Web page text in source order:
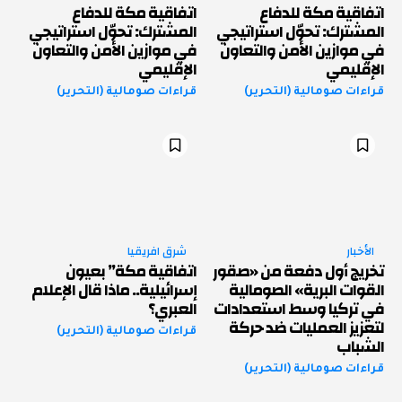
اتفاقية مكة للدفاع
المشترك: تحوّل استراتيجي
في موازين الأمن والتعاون
الإقليمي
قراءات صومالية (التحرير)
اتفاقية مكة للدفاع
المشترك: تحوّل استراتيجي
في موازين الأمن والتعاون
الإقليمي
قراءات صومالية (التحرير)
الأخبار
تخريج أول دفعة من «صقور
القوات البرية» الصومالية
في تركيا وسط استعدادات
لتعزيز العمليات ضد حركة
الشباب
قراءات صومالية (التحرير)
شرق افريقيا
اتفاقية مكة” بعيون
إسرائيلية.. ماذا قال الإعلام
العبري؟
قراءات صومالية (التحرير)